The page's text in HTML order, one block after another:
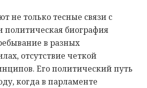
не только тесные связи с
политическая биография
в разных
отсутствие четкой
Его политический путь
когда в парламенте